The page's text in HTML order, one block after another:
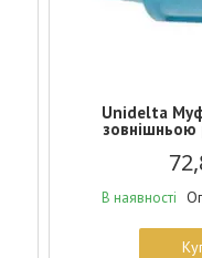
Unidelta
зовнішньою
В наявності